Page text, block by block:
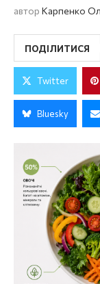
автор Карпенко
ПОДІЛИТИСЯ
Twitter
Bluesky